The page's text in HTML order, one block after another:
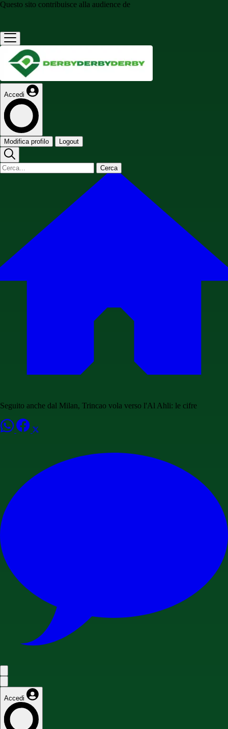
Questo sito contribuisce alla audience de
Accedi
Modifica profilo Logout
Cerca
Seguito anche dal Milan, Trincao vola verso l'Al Ahli: le cifre
Accedi